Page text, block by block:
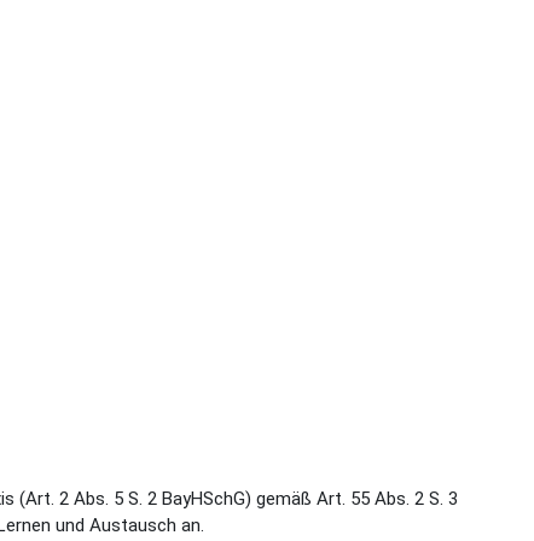
2 Abs. 5 S. 2 BayHSchG) gemäß Art. 55 Abs. 2 S. 3
und Austausch an.